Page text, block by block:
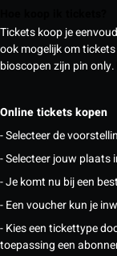
Tickets koop je
ook mogelijk om
bioscopen zijn pin
Online tickets kopen
- Selecteer de
- Selecteer jouw plaats
- Je komt nu bij een
- Een voucher kun je
- Kies een tickettype
toepassing een